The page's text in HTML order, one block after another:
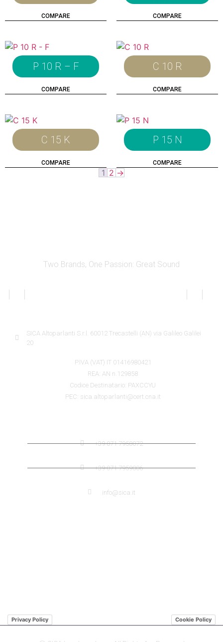
COMPARE COMPARE
P 10 R – F
COMPARE
C 10 R
COMPARE
C 15 K
COMPARE
P 15 N
COMPARE
1 2 →
Two Brands, One Passion: Great Sound
SICA Altoparlanti S.r.l. 60012 Trecastelli (AN) via Galileo Galilei
20
P.IVA (VAT) IT 01416980421
REA: AN n.129858
Codice Destinatario: PAXCCYU
PEC: sica.altoparlanti@cert.cna.it
+39 071 7958072
+39 071 7959006
info@sica.it
Privacy Policy Cookie Policy